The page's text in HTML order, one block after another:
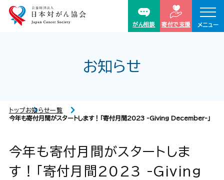
がん相談 寄付で支援 メニュー
お知らせ
トップお知らせ一覧
今年も寄付月間がスタートします！「寄付月間2023 -Giving December-」
今年も寄付月間がスタートしま
す！「寄付月間2023 -Giving